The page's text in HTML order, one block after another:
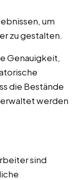
um
zu gestalten.
Genauigkeit,
die Bestände
werden
sind